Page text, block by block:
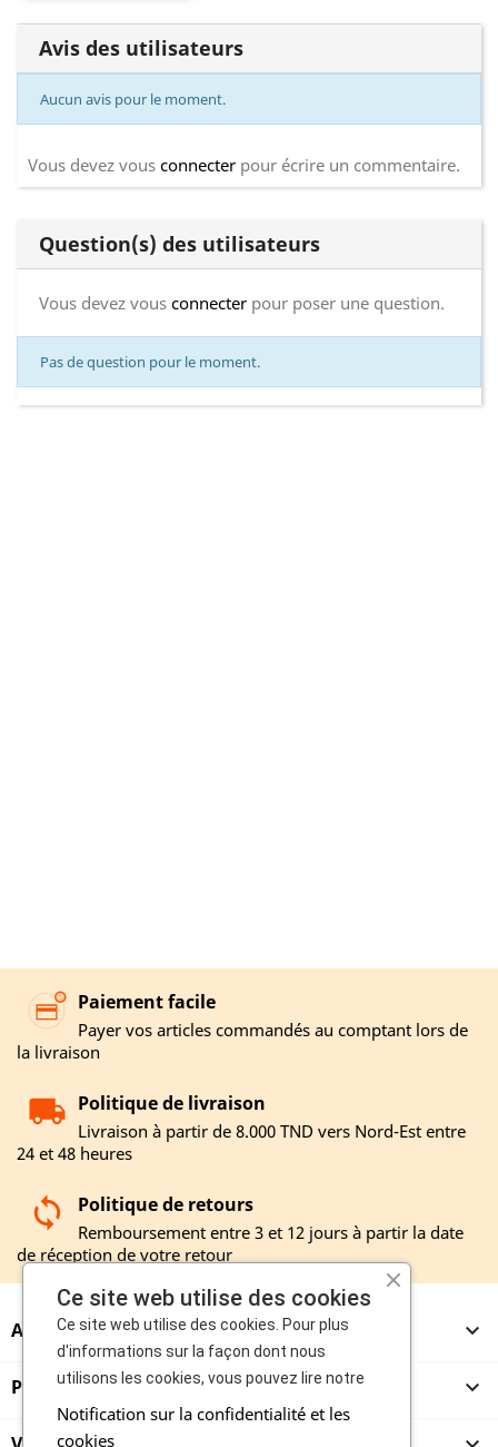
Avis des utilisateurs
Aucun avis pour le moment.
Vous devez vous connecter pour écrire un commentaire.
Question(s) des utilisateurs
Vous devez vous connecter pour poser une question.
Pas de question pour le moment.
Paiement facile
Payer vos articles commandés au comptant lors de
la livraison
Politique de livraison
Livraison à partir de 8.000 TND vers Nord-Est entre
24 et 48 heures
Politique de retours
Remboursement entre 3 et 12 jours à partir la date
de réception de votre retour
A PROPOS 
PRODUITS 
Ce site web utilise des cookies
Ce site web utilise des cookies. Pour plus
d'informations sur la façon dont nous
utilisons les cookies, vous pouvez lire notre
Notification sur la confidentialité et les
cookies